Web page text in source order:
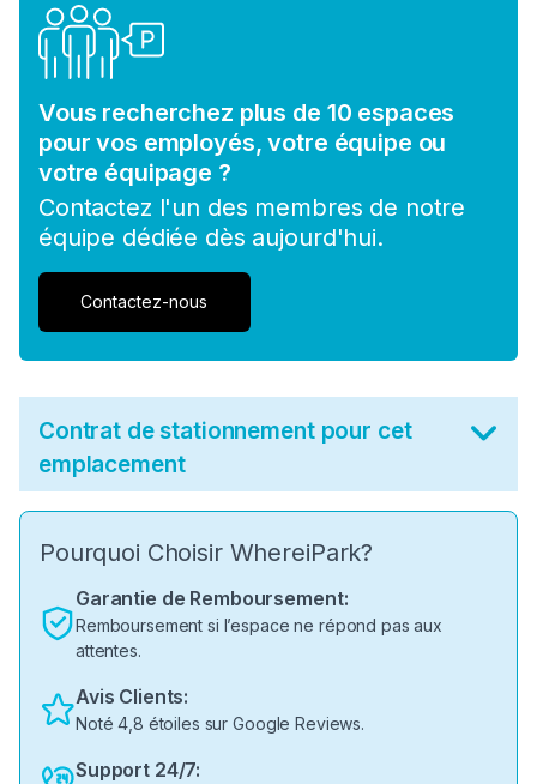
Vous recherchez plus de 10 espaces
pour vos employés, votre équipe ou
votre équipage ?
Contactez l'un des membres de notre
équipe dédiée dès aujourd'hui.
Contactez-nous
Contrat de stationnement pour cet
emplacement
Pourquoi Choisir WhereiPark?
Garantie de Remboursement:
Remboursement si l’espace ne répond pas aux
attentes.
Avis Clients:
Noté 4,8 étoiles sur Google Reviews.
Support 24/7: